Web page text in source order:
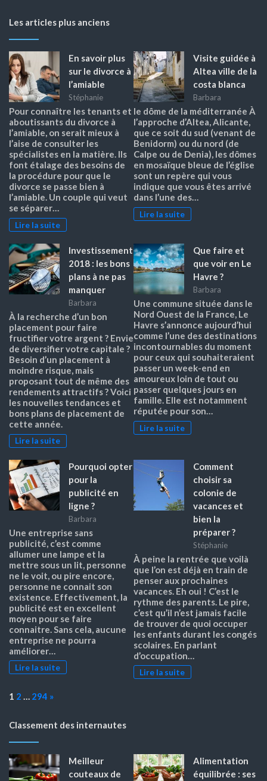
Les articles plus anciens
En savoir plus
sur le divorce à
l’amiable
Stéphanie
Pour connaître les tenants et
aboutissants du divorce à
l’amiable, on serait mieux à
l’aise de consulter les
spécialistes en la matière. Ils
font étalage des besoins de
la procédure pour que le
divorce se passe bien à
l’amiable. Un couple qui veut
se séparer…
Lire la suite
Visite guidée à
Altea ville de la
costa blanca
Barbara
le dôme de la méditerranée À
l’approche d’Altea, Alicante,
que ce soit du sud (venant de
Benidorm) ou du nord (de
Calpe ou de Denia), les dômes
en mosaïque bleue de l’église
sont un repère qui vous
indique que vous êtes arrivé
dans l’une des…
Lire la suite
Investissement
2018 : les bons
plans à ne pas
manquer
Barbara
À la recherche d’un bon
placement pour faire
fructifier votre argent ? Envie
de diversifier votre capitale ?
Besoin d’un placement à
moindre risque, mais
proposant tout de même des
rendements attractifs ? Voici
les nouvelles tendances et
bons plans de placement de
cette année.
Lire la suite
Que faire et
que voir en Le
Havre ?
Barbara
Une commune située dans le
Nord Ouest de la France, Le
Havre s’annonce aujourd’hui
comme l’une des destinations
incontournables du moment
pour ceux qui souhaiteraient
passer un week-end en
amoureux loin de tout ou
passer quelques jours en
famille. Elle est notamment
réputée pour son…
Lire la suite
Pourquoi opter
pour la
publicité en
ligne ?
Barbara
Une entreprise sans
publicité, c’est comme
allumer une lampe et la
mettre sous un lit, personne
ne le voit, ou pire encore,
personne ne connait son
existence. Effectivement, la
publicité est en excellent
moyen pour se faire
connaitre. Sans cela, aucune
entreprise ne pourra
améliorer…
Lire la suite
Comment
choisir sa
colonie de
vacances et
bien la
préparer ?
Stéphanie
À peine la rentrée que voilà
que l’on est déjà en train de
penser aux prochaines
vacances. Eh oui ! C’est le
rythme des parents. Le pire,
c’est qu’il n’est jamais facile
de trouver de quoi occuper
les enfants durant les congés
scolaires. En parlant
d’occupation…
Lire la suite
Page:
1 2 … 294 Next
»
Classement des internautes
Meilleur
couteaux de
Alimentation
équilibrée : ses